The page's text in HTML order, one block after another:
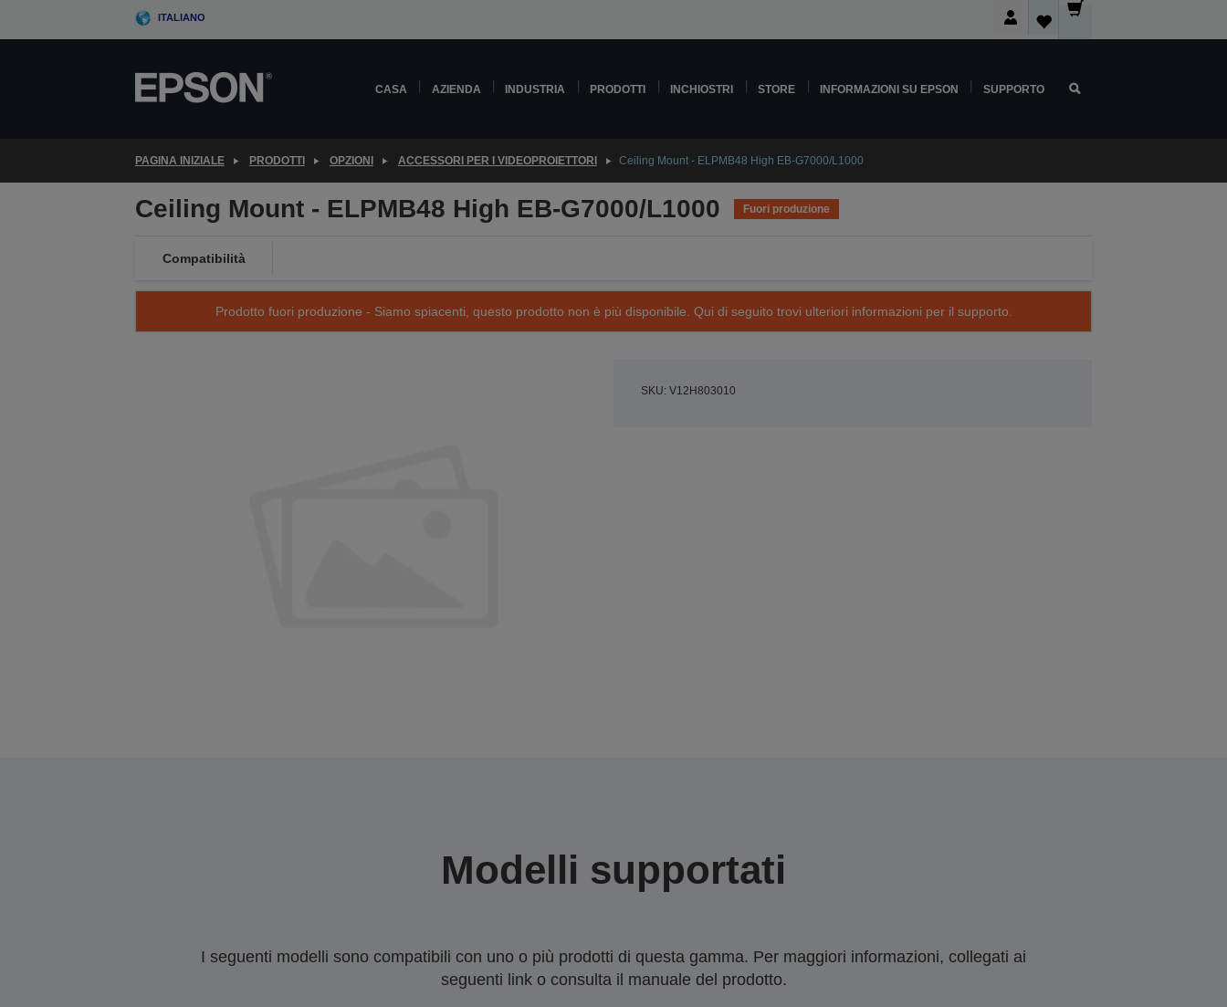
ITALIANO
CASA AZIENDA INDUSTRIA PRODOTTI INCHIOSTRI STORE INFORMAZIONI SU EPSON SUPPORTO
PAGINA INIZIALE PRODOTTI OPZIONI ACCESSORI PER I VIDEOPROIETTORI Ceiling Mount - ELPMB48 High EB-G7000/L1000
Ceiling Mount - ELPMB48 High EB-G7000/L1000 Fuori produzione
Compatibilità
Prodotto fuori produzione - Siamo spiacenti, questo prodotto non è più disponibile. Qui di seguito trovi ulteriori informazioni per il supporto.
SKU: V12H803010
Modelli supportati
I seguenti modelli sono compatibili con uno o più prodotti di questa gamma. Per maggiori informazioni, collegati ai
seguenti link o consulta il manuale del prodotto.